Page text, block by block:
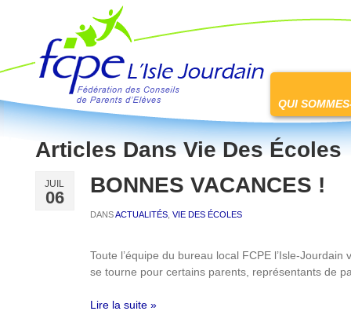
FCPE L'isle jourdain
au
contenu
QUI
Articles DansVie Des Écoles
JUIL
06
BONNES VACANCES !
DANSACTUALITÉS VIE DES ÉCOLES
Toute l’équipe du bureau local FCPE l’Isle-
se tourne pour certains parents, représentants de
Lire la suite »